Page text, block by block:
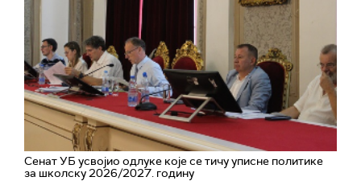
Сенат УБ усвојио одлуке које се тичу уписне политике
за школску 2026/2027. годину